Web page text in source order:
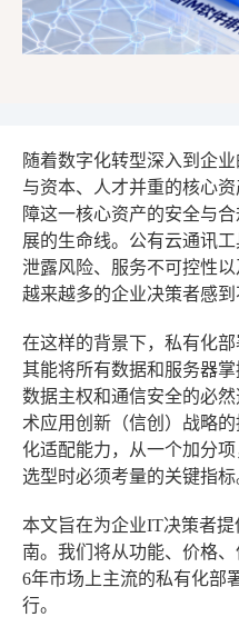
随着数字化转型深入到企
与资本、人才并重的核心
障这一核心资产的安全与
展的生命线。公有云通讯
泄露风险、服务不可控性
越来越多的企业决策者感到
在这样的背景下，私有化
其能将所有数据和服务器
数据主权和通信安全的必
术应用创新（信创）战略
化适配能力，从一个加分
选型时必须考量的关键指标
本文旨在为企业IT决策者
南。我们将从功能、价格
6年市场上主流的私有化部
行。